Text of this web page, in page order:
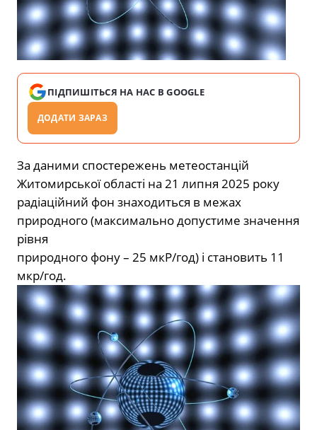
ПІДПИШІТЬСЯ НА НАС В GOOGLE
ДОДАТИ ЗАРАЗ
За даними спостережень метеостанцій
Житомирської області на 21 липня 2025 року
радіаційний фон знаходиться в межах
природного (максимальнодопустиме значення
рівня
природного фону – 25 мкР/год) і становить 11
мкр/год.